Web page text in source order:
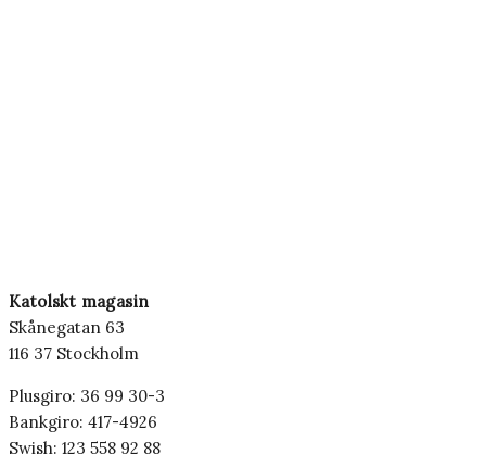
Katolskt magasin
Skånegatan 63
116 37 Stockholm
Plusgiro: 36 99 30-3
Bankgiro: 417-4926
Swish: 123 558 92 88